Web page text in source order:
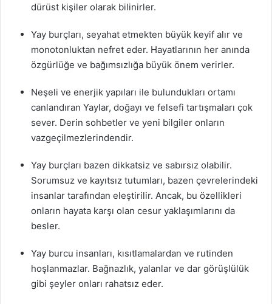
dürüst kişiler olarak bilinirler.
Yay burçları, seyahat etmekten büyük keyif alır ve
monotonluktan nefret eder. Hayatlarının her anında
özgürlüğe ve bağımsızlığa büyük önem verirler.
Neşeli ve enerjik yapıları ile bulundukları ortamı
canlandıran Yaylar, doğayı ve felsefi tartışmaları çok
sever. Derin sohbetler ve yeni bilgiler onların
vazgeçilmezlerindendir.
Yay burçları bazen dikkatsiz ve sabırsız olabilir.
Sorumsuz ve kayıtsız tutumları, bazen çevrelerindeki
insanlar tarafından eleştirilir. Ancak, bu özellikleri
onların hayata karşı olan cesur yaklaşımlarını da
besler.
Yay burcu insanları, kısıtlamalardan ve rutinden
hoşlanmazlar. Bağnazlık, yalanlar ve dar görüşlülük
gibi şeyler onları rahatsız eder.